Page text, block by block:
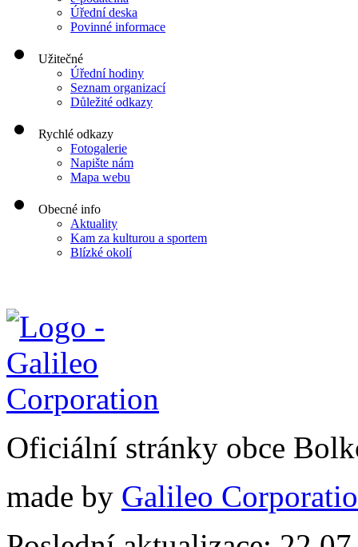
Úřední deska
Povinné informace
Užitečné
Úřední hodiny
Seznam organizací
Důležité odkazy
Rychlé odkazy
Fotogalerie
Napište nám
Mapa webu
Obecné info
Aktuality
Kam za kulturou a sportem
Blízké okolí
Oficiální stránky obce
made by Galileo